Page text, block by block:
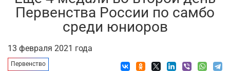
Первенства России по самбо
среди юниоров
13 февраля 2021 года
Первенство